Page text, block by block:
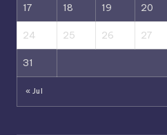
17 18 19 20
24 25 26 27
31
« Jul